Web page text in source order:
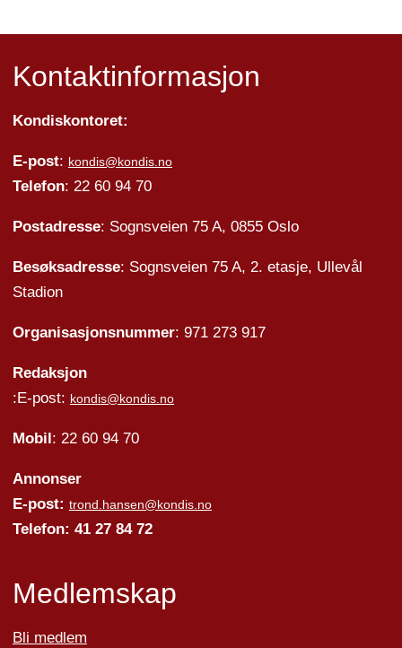
Kontaktinformasjon
Kondiskontoret:
E-post: kondis@kondis.no
Telefon: 22 60 94 70
Postadresse: Sognsveien 75 A, 0855 Oslo
Besøksadresse: Sognsveien 75 A, 2. etasje, Ullevål
Stadion
Organisasjonsnummer: 971 273 917
Redaksjon
:E-post: kondis@kondis.no
Mobil: 22 60 94 70
Annonser
E-post: trond.hansen@kondis.no
Telefon: 41 27 84 72
Medlemskap
Bli medlem